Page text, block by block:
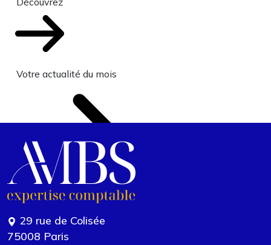
Votre actualité du mois
29 rue de Colisée
75008 Paris